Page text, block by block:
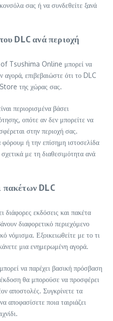
σας ή να συνδεθείτε ξανά
DLC ανά περιοχή
of Tsushima Online μπορεί να
αγορά, επιβεβαιώστε ότι το DLC
της χώρας σας.
περιορισμένα βάσει
οπότε αν δεν μπορείτε να
στην περιοχή σας.
φόρουμ ή την επίσημη ιστοσελίδα
με τη διαθεσιμότητα ανά
πακέτων DLC
εκδόσεις και πακέτα
διαφορετικό περιεχόμενο
νόμισμα. Εξοικειωθείτε με το τι
μια ενημερωμένη αγορά.
να παρέχει βασική πρόσβαση
θα μπορούσε να προσφέρει
αποστολές. Συγκρίνετε τα
αποφασίσετε ποια ταιριάζει